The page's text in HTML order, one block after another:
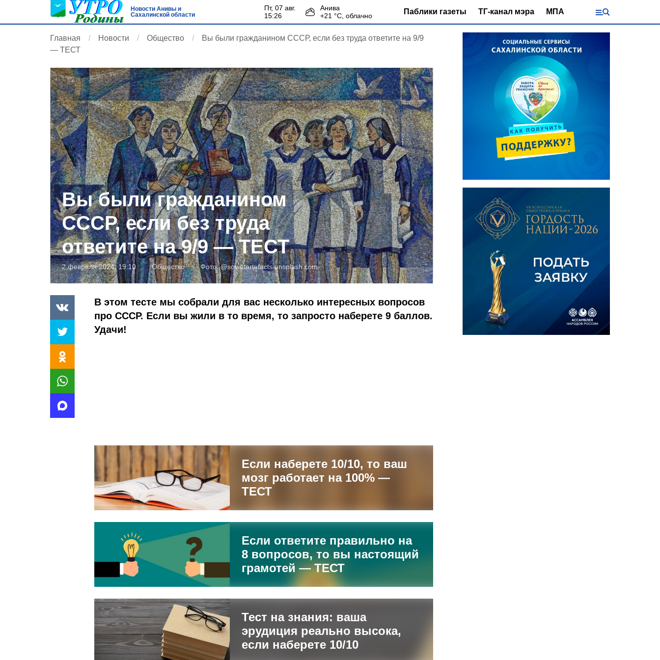
Новости Анивы и
Сахалинской области
пт, 07 авг.
15:26
Анива
+21 °С, облачно Паблики газеты ТГ-канал мэра МПА
Главная Новости Общество
Вы были гражданином СССР, если без труда ответите на 9/9
— ТЕСТ
Вы были гражданином
СССР, если без труда
ответите на 9/9 — ТЕСТ
2 февраля 2024, 19:10 Общество Фото:@sovietartefacts unsplash.com
В этом тесте мы собрали для вас несколько интересных вопросов
про СССР. Если вы жили в то время, то запросто наберете 9 баллов.
Удачи!
Если наберете 10/10, то ваш
мозг работает на 100% —
ТЕСТ
Если ответите правильно на
8 вопросов, то вы настоящий
грамотей — ТЕСТ
Тест на знания: ваша
эрудиция реально высока,
если наберете 10/10